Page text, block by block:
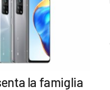
la famiglia